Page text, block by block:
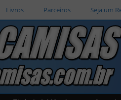
Livros Parceiros Seja um